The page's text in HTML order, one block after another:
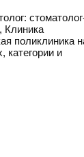
Клиника
поликлиника
и